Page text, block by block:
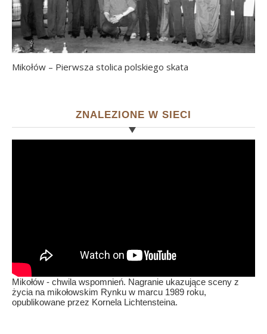
Mikołów – Pierwsza stolica polskiego skata
ZNALEZIONE W SIECI
Mikołów - chwila wspomnień. Nagranie ukazujące sceny z
życia na mikołowskim Rynku w marcu 1989 roku,
opublikowane przez Kornela Lichtensteina.